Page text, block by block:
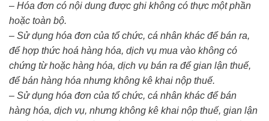
– Hóa đơn có nội dung được ghi không có thực một phần
hoặc toàn bộ.
– Sử dụng hóa đơn của tổ chức, cá nhân khác để bán ra,
để hợp thức hoá hàng hóa, dịch vụ mua vào không có
chứng từ hoặc hàng hóa, dịch vụ bán ra để gian lận thuế,
để bán hàng hóa nhưng không kê khai nộp thuế.
– Sử dụng hóa đơn của tổ chức, cá nhân khác để bán
hàng hóa, dịch vụ, nhưng không kê khai nộp thuế, gian lận